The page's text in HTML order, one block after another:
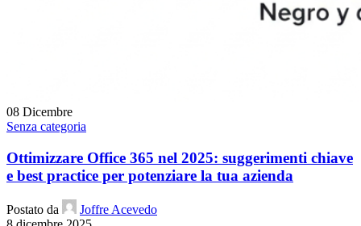
08 Dicembre
Senza categoria
Ottimizzare Office 365 nel 2025: suggerimenti chiave
e best practice per potenziare la tua azienda
Postato da
Joffre Acevedo